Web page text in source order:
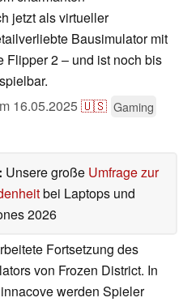
jetzt als virtueller
Bausimulator mit
2 – und ist noch bis
16.05.2025🇺🇸 Gaming
Unsere große Umfrage zur
bei Laptops und
2026
Fortsetzung des
von Frozen District. In
werden Spieler